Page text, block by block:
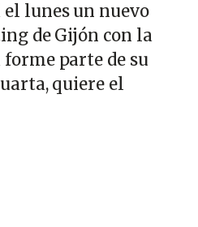
lunes un nuevo
de Gijón con la
parte de su
quiere el